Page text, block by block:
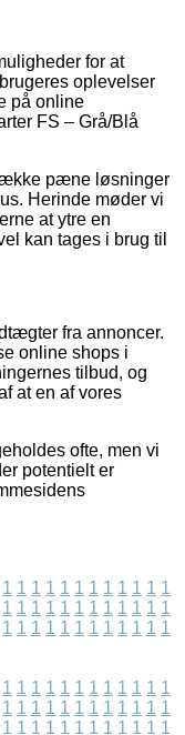
for at
oplevelser
på online
FS – Grå/Blå
pæne løsninger
Herinde møder vi
at ytre en
kan tages i brug til
fra annoncer.
online shops i
tilbud, og
at en af vores
ofte, men vi
potentielt er
1 1 1 1 1 1 1 1 1 1 1 1
1 1 1 1 1 1 1 1 1 1 1 1
1 1 1 1 1 1 1 1 1 1 1 1
1 1 1 1 1 1 1 1 1 1 1 1
1 1 1 1 1 1 1 1 1 1 1 1
1 1 1 1 1 1 1 1 1 1 1 1